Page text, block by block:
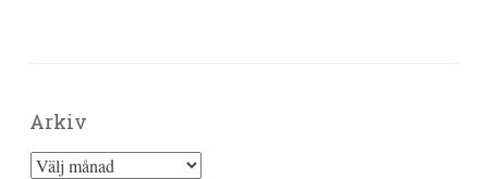
Arkiv
Arkiv